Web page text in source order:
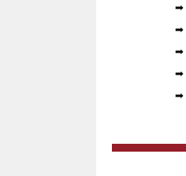
➡
➡
➡
➡
➡